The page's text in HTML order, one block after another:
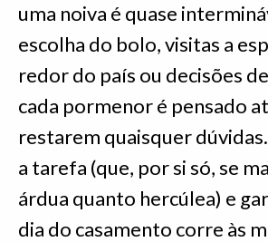
uma noiva é quase
escolha do bolo, visitas a
redor do país ou decisões
cada pormenor é pensado
restarem quaisquer
a tarefa (que, por si só, se
árdua quanto hercúlea) e
dia do casamento corre às